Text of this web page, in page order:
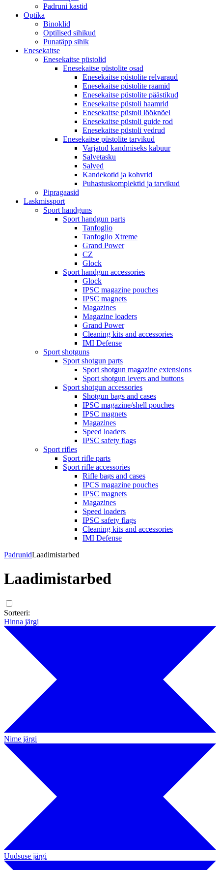
Padruni kastid
Optika
Binoklid
Optilised sihikud
Punatäpp sihik
Enesekaitse
Enesekaitse püstolid
Enesekaitse püstolite osad
Enesekaitse püstolite relvaraud
Enesekaitse püstolite raamid
Enesekaitse püstolite päästikud
Enesekaitse püstoli haamrid
Enesekaitse püstoli lööknõel
Enesekaitse püstoli guide rod
Enesekaitse püstoli vedrud
Enesekaitse püstolite tarvikud
Varjatud kandmiseks kabuur
Salvetasku
Salved
Kandekotid ja kohvrid
Puhastuskomplektid ja tarvikud
Pipragaasid
Laskmissport
Sport handguns
Sport handgun parts
Tanfoglio
Tanfoglio Xtreme
Grand Power
CZ
Glock
Sport handgun accessories
Glock
IPSC magazine pouches
IPSC magnets
Magazines
Magazine loaders
Grand Power
Cleaning kits and accessories
IMI Defense
Sport shotguns
Sport shotgun parts
Sport shotgun magazine extensions
Sport shotgun levers and buttons
Sport shotgun accessories
Shotgun bags and cases
IPSC magazine/shell pouches
IPSC magnets
Magazines
Speed loaders
IPSC safety flags
Sport rifles
Sport rifle parts
Sport rifle accessories
Rifle bags and cases
IPCS magazine pouches
IPSC magnets
Magazines
Speed loaders
IPSC safety flags
Cleaning kits and accessories
IMI Defense
PadrunidLaadimistarbed
Laadimistarbed
Sorteeri:
Hinna järgi
Nime järgi
Uudsuse järgi